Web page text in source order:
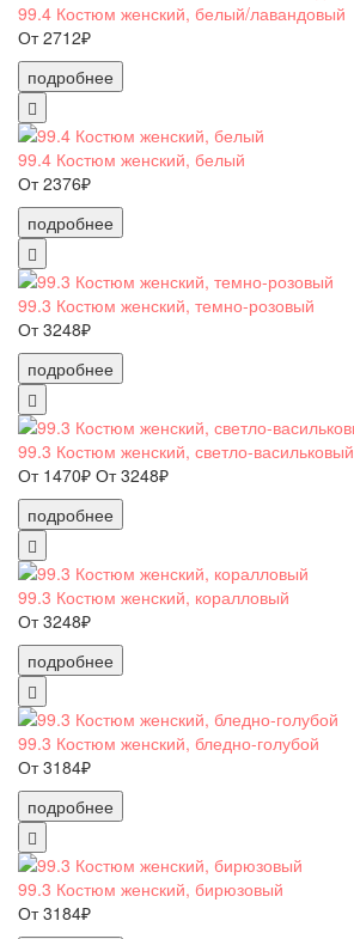
99.4 Костюм женский, белый/лавандовый
От 2712₽
подробнее
99.4 Костюм женский, белый
От 2376₽
подробнее
99.3 Костюм женский, темно-розовый
От 3248₽
подробнее
99.3 Костюм женский, светло-васильковый
От 1470₽ От 3248₽
подробнее
99.3 Костюм женский, коралловый
От 3248₽
подробнее
99.3 Костюм женский, бледно-голубой
От 3184₽
подробнее
99.3 Костюм женский, бирюзовый
От 3184₽